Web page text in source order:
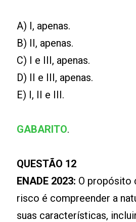
A) I, apenas.
B) II, apenas.
C) I e III, apenas.
D) II e III, apenas.
E) I, II e III.
GABARITO.
QUESTÃO 12
ENADE 2023: O propósito
risco é compreender a
suas características,